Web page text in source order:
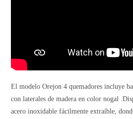
El modelo Orejon 4 quemadores incluye
con laterales de madera en color nogal
acero inoxidable fácilmente extraíble,